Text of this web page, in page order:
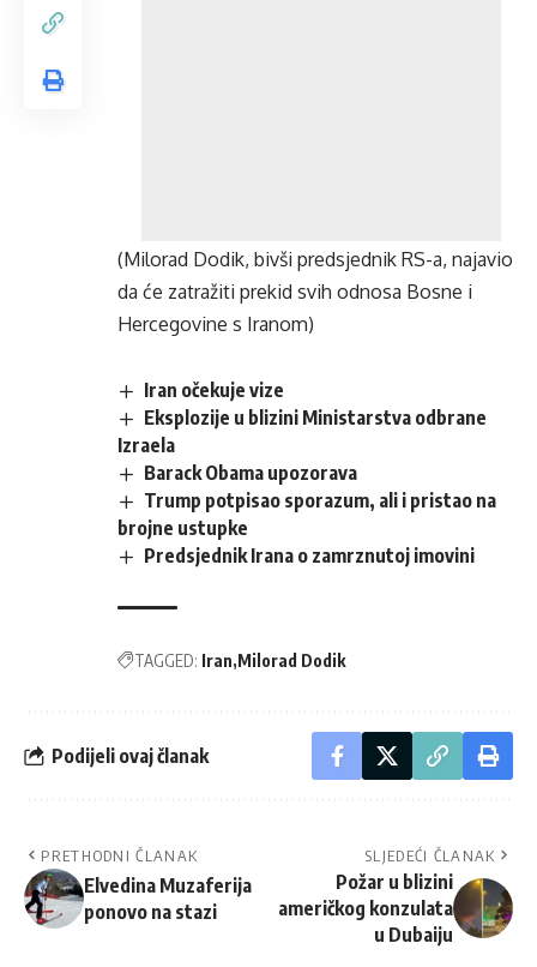
(Milorad Dodik, bivši predsjednik RS-a, najavio
da će zatražiti prekid svih odnosa Bosne i
Hercegovine s Iranom)
Iran očekuje vize
Eksplozije u blizini Ministarstva odbrane
Izraela
Barack Obama upozorava
Trump potpisao sporazum, ali i pristao na
brojne ustupke
Predsjednik Irana o zamrznutoj imovini
TAGGED: Iran Milorad Dodik
Podijeli ovaj članak
PRETHODNI ČLANAK
Elvedina Muzaferija
ponovo na stazi
SLJEDEĆI ČLANAK
Požar u blizini
američkog konzulata
u Dubaiju